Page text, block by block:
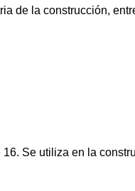
de la construcción,
Se utiliza en la